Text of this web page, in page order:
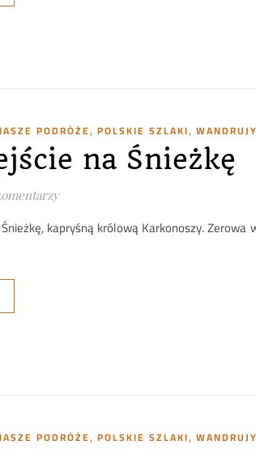
PODRÓŻE, POLSKIE SZLAKI,
na Śnieżkę
kapryśną królową Karkonoszy. Zerowa
PODRÓŻE, POLSKIE SZLAKI,